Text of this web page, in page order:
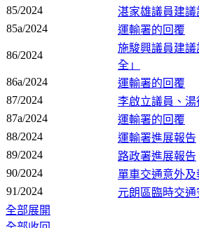
85/2024
湛家雄議員建議
85a/2024
運輸署的回覆
86/2024
施駿興議員建
全」
86a/2024
運輸署的回覆
87/2024
李啟立議員、湯
87a/2024
運輸署的回覆
88/2024
運輸署進展報告
89/2024
路政署進展報告
90/2024
單車交通意外及
91/2024
元朗區臨時交通
全部展開